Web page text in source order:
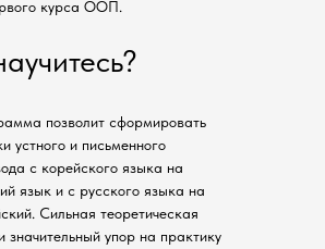
курса ООП.
позволит сформировать
устного и письменного
с корейского языка на
язык и с русского языка на
Сильная теоретическая
значительный упор на практику